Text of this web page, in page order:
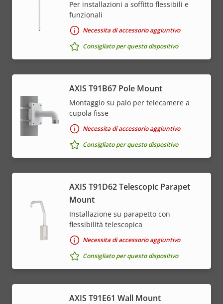
Per installazioni a soffitto flessibili e
funzionali
Necessita di accessorio aggiuntivo
Consigliato per questo dispositivo
AXIS T91B67 Pole Mount
Montaggio su palo per telecamere a
cupola fisse
Necessita di accessorio aggiuntivo
Consigliato per questo dispositivo
AXIS T91D62 Telescopic Parapet
Mount
Installazione su parapetto con
flessibilità telescopica
Necessita di accessorio aggiuntivo
Consigliato per questo dispositivo
AXIS T91E61 Wall Mount